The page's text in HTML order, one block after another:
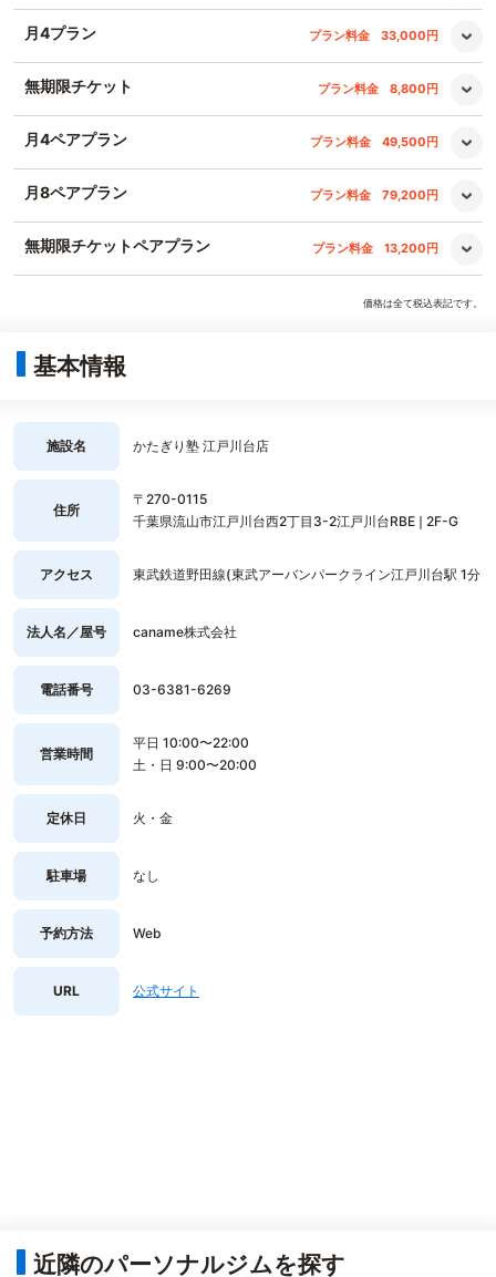
月4プラン プラン料金 33,000円
無期限チケット プラン料金 8,800円
月4ペアプラン プラン料金 49,500円
月8ペアプラン プラン料金 79,200円
無期限チケットペアプラン プラン料金 13,200円
価格は全て税込表記です。
基本情報
施設名 かたぎり塾 江戸川台店
住所
〒270-0115
千葉県流山市江戸川台西2丁目3-2江戸川台RBE❘2F-G
アクセス 東武鉄道野田線(東武アーバンパークライン江戸川台駅 1分
法人名／屋号 caname株式会社
電話番号 03-6381-6269
営業時間
平日 10:00〜22:00
土・日 9:00〜20:00
定休日 火・金
駐車場 なし
予約方法 Web
URL 公式サイト
近隣のパーソナルジムを探す